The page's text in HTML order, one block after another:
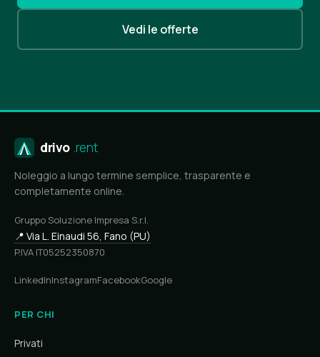
Vedi le offerte
drivo .rent
Noleggio a lungo termine semplice, trasparente e
completamente online.
Gruppo Soluzione Impresa S.r.l.
📍 Via L. Einaudi 56, Fano (PU)
P.IVA IT05252350870
LinkedInInstagramFacebookGoogle
PER CHI
Privati